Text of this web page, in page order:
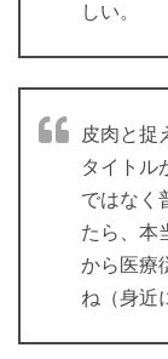
しい。
皮肉と捉
タイトル
ではなく
たら、本
から医療
ね （身